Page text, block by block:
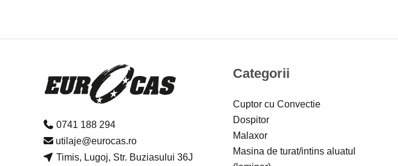
0741 188 294
utilaje@eurocas.ro
Timis, Lugoj, Str. Buziasului 36J
Categorii
Cuptor cu Convectie
Dospitor
Malaxor
Masina de turat/intins aluatul